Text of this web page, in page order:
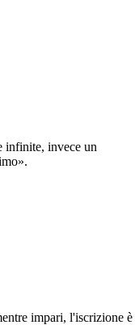
infinite, invece un
impari, l'iscrizione è